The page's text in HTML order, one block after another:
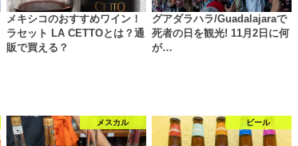
メキシコのおすすめワイン！
ラセット LA CETTOとは？通
販で買える？
グアダラハラ/Guadalajaraで
死者の日を観光! 11月2日に何
が…
メスカル ビール